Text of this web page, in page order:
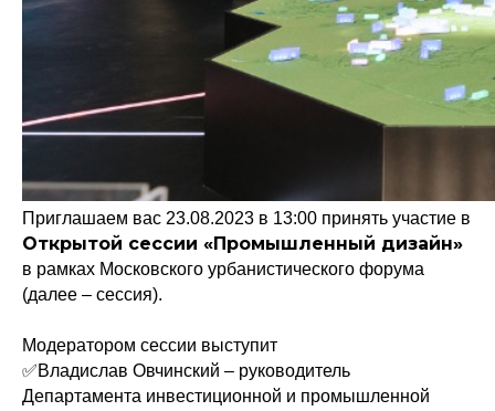
Приглашаем вас 23.08.2023 в 13:00 принять участие в
Открытой сессии «Промышленный дизайн»
в рамках Московского урбанистического форума
(далее – сессия).
Модератором сессии выступит
✅Владислав Овчинский – руководитель
Департамента инвестиционной и промышленной